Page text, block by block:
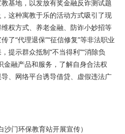
基地，以发放有奖金融反诈测试题
这种寓教于乐的活动方式吸引了现
权方式、养老金融、防诈小妙招等
了“代理退保”“征信修复”等非法职业
提示群众抵制“不当得利”“消除负
金融产品和服务，了解自身合法权
、网络平台诱导借贷、虚假违法广
沙门环保教育站开展宣传）